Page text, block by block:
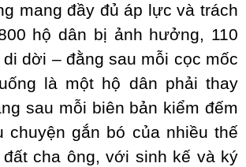
mang đầy đủ áp lực và trách
hộ dân bị ảnh hưởng, 110
dời – đằng sau mỗi cọc mốc
là một hộ dân phải thay
sau mỗi biên bản kiểm đếm
chuyện gắn bó của nhiều thế
cha ông, với sinh kế và ký